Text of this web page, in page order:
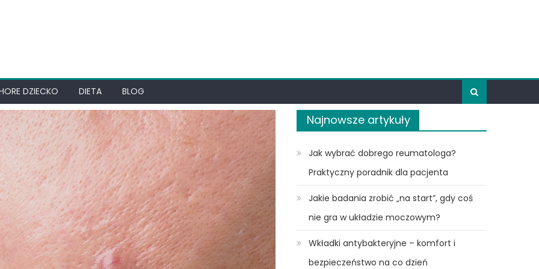
DZIECKO DIETA BLOG
Najnowsze artykuły
Jak wybrać dobrego reumatologa?
Praktyczny poradnik dla pacjenta
Jakie badania zrobić „na start”, gdy coś
nie gra w układzie moczowym?
Wkładki antybakteryjne – komfort i
bezpieczeństwo na co dzień